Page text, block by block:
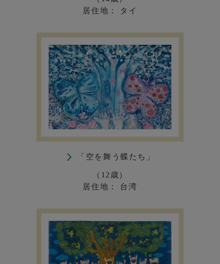
居住地： タイ
「空を舞う蝶たち」
（12歳）
居住地： 台湾